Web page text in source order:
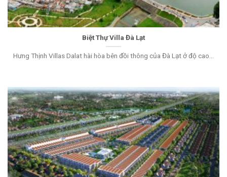
Biệt Thự Villa Đà Lạt
Hưng Thịnh Villas Dalat hài hòa bên đồi thông của Đà Lạt ở độ cao...